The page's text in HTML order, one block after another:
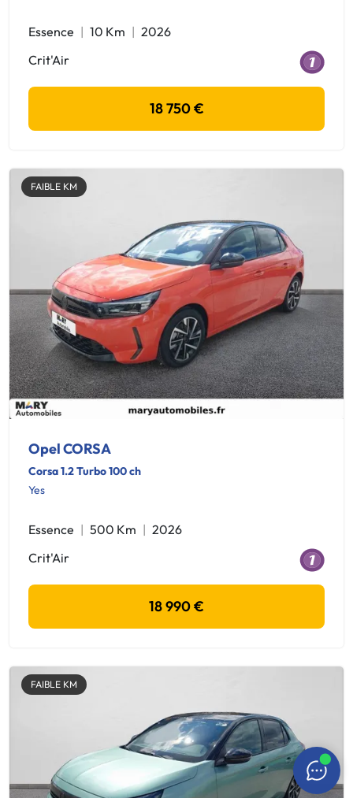
Essence 10 Km
2026
Crit'Air
18 750 €
FAIBLE KM
Opel CORSA
Corsa 1.2 Turbo 100 ch
Yes
Essence 500 Km
2026
Crit'Air
18 990 €
FAIBLE KM